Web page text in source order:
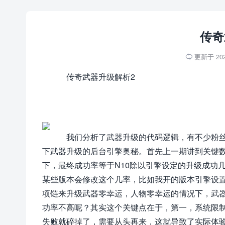
传
 更新于
传奇武器升级解析2
我们分析了武器升级的代码逻辑，有不少粉
下武器升级的后台引擎奥秘。首先上一期讲到关
下，最终成功率等于N10除以引擎设定的升级成功
某些版本会修改这个几率，比如我开的版本引擎
项链来升级武器零幸运，人物零幸运的情况下，
功率不高呢？其实这个关键点在于，第一，系统限
失败就碎掉了，需要从头再来，这就导致了实际